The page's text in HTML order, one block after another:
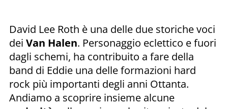
David Lee Roth è una delle due storiche voci
dei Van Halen. Personaggio eclettico e fuori
dagli schemi, ha contribuito a fare della
band di Eddie una delle formazioni hard
rock più importanti degli anni Ottanta.
Andiamo a scoprire insieme alcune